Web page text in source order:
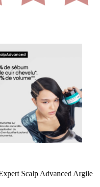
Scalp Advanced Argile